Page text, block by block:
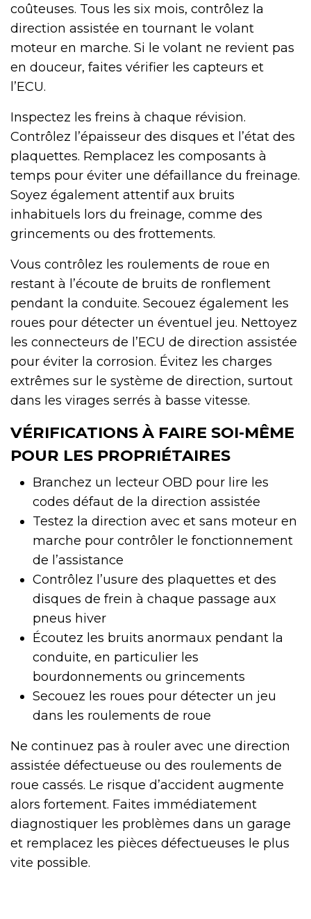
coûteuses. Tous les six mois, contrôlez la
direction assistée en tournant le volant
moteur en marche. Si le volant ne revient pas
en douceur, faites vérifier les capteurs et
l’ECU.
Inspectez les freins à chaque révision.
Contrôlez l’épaisseur des disques et l’état des
plaquettes. Remplacez les composants à
temps pour éviter une défaillance du freinage.
Soyez également attentif aux bruits
inhabituels lors du freinage, comme des
grincements ou des frottements.
Vous contrôlez les roulements de roue en
restant à l’écoute de bruits de ronflement
pendant la conduite. Secouez également les
roues pour détecter un éventuel jeu. Nettoyez
les connecteurs de l’ECU de direction assistée
pour éviter la corrosion. Évitez les charges
extrêmes sur le système de direction, surtout
dans les virages serrés à basse vitesse.
VÉRIFICATIONS À FAIRE SOI-MÊME
POUR LES PROPRIÉTAIRES
Branchez un lecteur OBD pour lire les
codes défaut de la direction assistée
Testez la direction avec et sans moteur en
marche pour contrôler le fonctionnement
de l’assistance
Contrôlez l’usure des plaquettes et des
disques de frein à chaque passage aux
pneus hiver
Écoutez les bruits anormaux pendant la
conduite, en particulier les
bourdonnements ou grincements
Secouez les roues pour détecter un jeu
dans les roulements de roue
Ne continuez pas à rouler avec une direction
assistée défectueuse ou des roulements de
roue cassés. Le risque d’accident augmente
alors fortement. Faites immédiatement
diagnostiquer les problèmes dans un garage
et remplacez les pièces défectueuses le plus
vite possible.